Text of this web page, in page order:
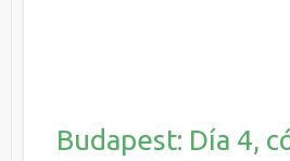
Budapest: Día 4,